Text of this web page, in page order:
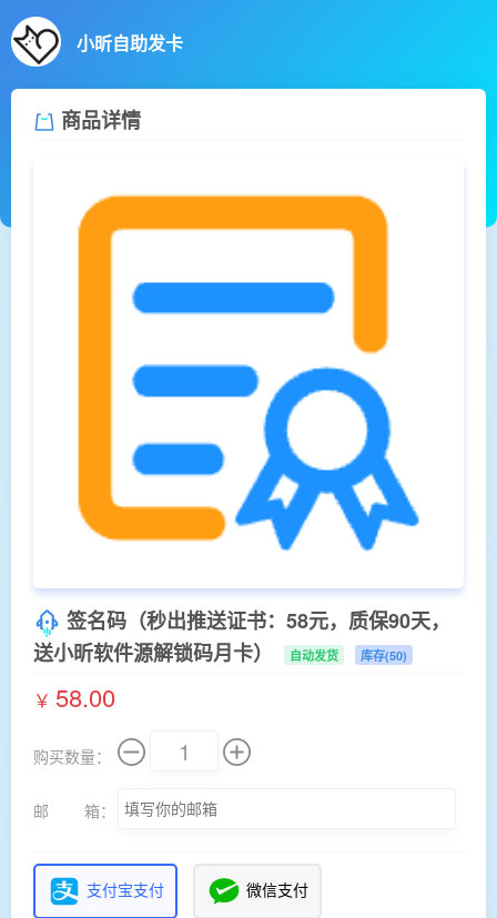
小昕自助发卡
商品详情
签名码（秒出推送证书：58元，质保90天，
送小昕软件源解锁码月卡）
自动发货 库存(50)
￥ 58.00
购买数量：
邮 箱：
支付宝支付 微信支付